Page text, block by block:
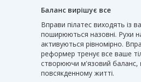
Баланс вирішує все
Вправи пілатес виходять із
поширюються назовні. Рухи
активуються рівномірно.
реформер тренує все ваше
створюючи м'язовий баланс,
повсякденному житті.